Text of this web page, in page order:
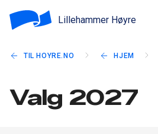
Lillehammer Høyre
TIL HOYRE.NO HJEM
Valg 2027